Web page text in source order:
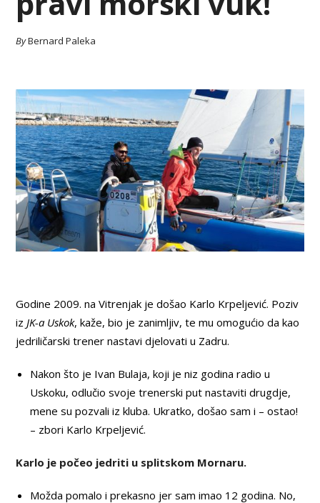
ByBernard Paleka
Godine 2009. na Vitrenjak je došao Karlo Krpeljević. Poziv
iz JK-a Uskok, kaže, bio je zanimljiv, te mu omogućio da kao
jedriličarski trener nastavi djelovati u Zadru.
Nakon što je Ivan Bulaja, koji je niz godina radio u
Uskoku, odlučio svoje trenerski put nastaviti drugdje,
mene su pozvali iz kluba. Ukratko, došao sam i – ostao!
– zbori Karlo Krpeljević.
Karlo je počeo jedriti u splitskom Mornaru.
Možda pomalo i prekasno jer sam imao 12 godina. No,